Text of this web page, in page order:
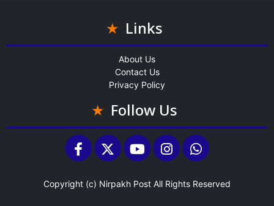
Links
About Us
Contact Us
Privacy Policy
Follow Us
Copyright (c) Nirpakh Post All Rights Reserved